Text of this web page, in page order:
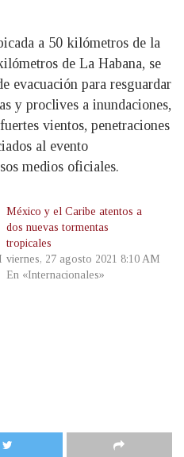
a 50 kilómetros de la
de La Habana, se
evacuación para resguardar
y proclives a inundaciones,
vientos, penetraciones
al evento
medios oficiales.
México y el Caribe atentos a
dos nuevas tormentas
tropicales
viernes, 27 agosto 2021 8:10 AM
En «Internacionales»